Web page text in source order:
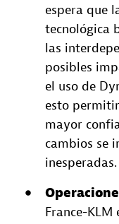
espera que
tecnológica
las
posibles
el uso de
esto
mayor
cambios se
inesperadas.
France-